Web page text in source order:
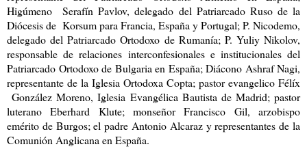
Higúmeno Serafín Pavlov, delegado del Patriarcado Ruso de la
Diócesis de Korsum para Francia, España y Portugal; P. Nicodemo,
delegado del Patriarcado Ortodoxo de Rumanía; P. Yuliy Nikolov,
responsable de relaciones interconfesionales e institucionales del
Patriarcado Ortodoxo de Bulgaria en España; Diácono Ashraf Nagi,
representante de la Iglesia Ortodoxa Copta; pastor evangelico Félíx
González Moreno, Iglesia Evangélica Bautista de Madrid; pastor
luterano Eberhard Klute; monseñor Francisco Gil, arzobispo
emérito de Burgos; el padre Antonio Alcaraz y representantes de la
Comunión Anglicana en España.